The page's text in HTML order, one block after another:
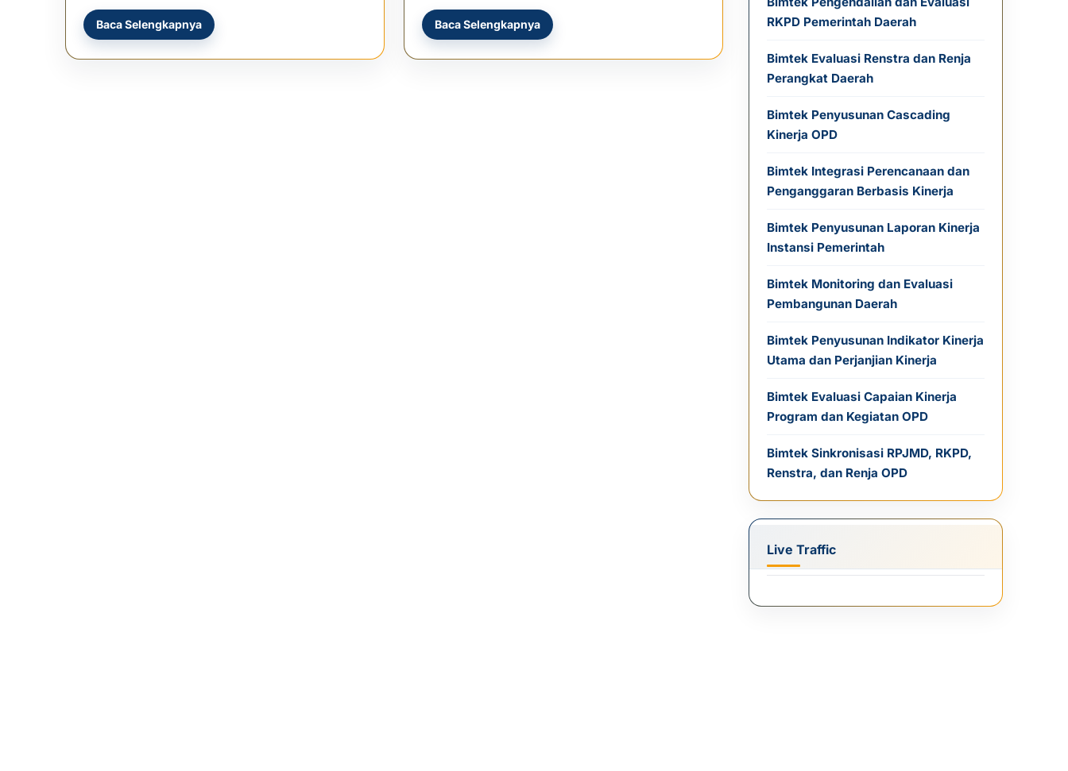
Baca Selengkapnya Baca Selengkapnya
RKPD Pemerintah Daerah
Bimtek Evaluasi Renstra dan Renja
Perangkat Daerah
Bimtek Penyusunan Cascading
Kinerja OPD
Bimtek Integrasi Perencanaan dan
Penganggaran Berbasis Kinerja
Bimtek Penyusunan Laporan Kinerja
Instansi Pemerintah
Bimtek Monitoring dan Evaluasi
Pembangunan Daerah
Bimtek Penyusunan Indikator Kinerja
Utama dan Perjanjian Kinerja
Bimtek Evaluasi Capaian Kinerja
Program dan Kegiatan OPD
Bimtek Sinkronisasi RPJMD, RKPD,
Renstra, dan Renja OPD
Live Traffic